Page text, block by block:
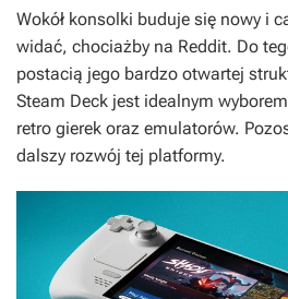
Wokół konsolki buduje się nowy i
widać, chociażby na Reddit. Do
postacią jego bardzo otwartej
Steam Deck jest idealnym
retro gierek oraz emulatorów.
dalszy rozwój tej platformy.